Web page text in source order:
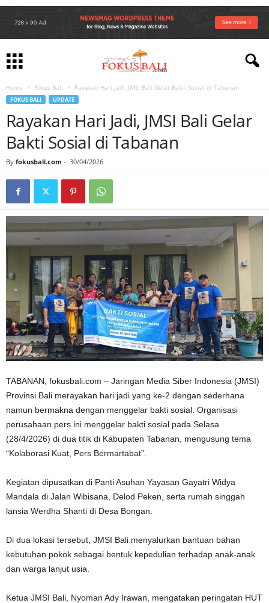
Home Fokus Bali Rayakan Hari Jadi, JMSI Bali Gelar Bakti Sosial di Tabanan
FOKUS BALI UPDATE
Rayakan Hari Jadi, JMSI Bali Gelar
Bakti Sosial di Tabanan
By fokusbali.com - 30/04/2026
TABANAN, fokusbali.com – Jaringan Media Siber Indonesia (JMSI)
Provinsi Bali merayakan hari jadi yang ke-2 dengan sederhana
namun bermakna dengan menggelar bakti sosial. Organisasi
perusahaan pers ini menggelar bakti sosial pada Selasa
(28/4/2026) di dua titik di Kabupaten Tabanan, mengusung tema
“Kolaborasi Kuat, Pers Bermartabat”.
Kegiatan dipusatkan di Panti Asuhan Yayasan Gayatri Widya
Mandala di Jalan Wibisana, Delod Peken, serta rumah singgah
lansia Werdha Shanti di Desa Bongan.
Di dua lokasi tersebut, JMSI Bali menyalurkan bantuan bahan
kebutuhan pokok sebagai bentuk kepedulian terhadap anak-anak
dan warga lanjut usia.
Ketua JMSI Bali, Nyoman Ady Irawan, mengatakan peringatan HUT